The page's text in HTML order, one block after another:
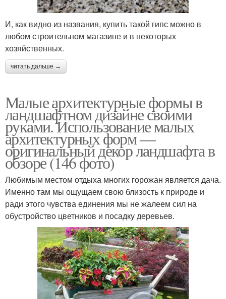
И, как видно из названия, купить такой гипс можно в
любом строительном магазине и в некоторых
хозяйственных.
читать дальше →
Малые архитектурные формы в
ландшафтном дизайне своими
руками. Использование малых
архитектурных форм —
оригинальный декор ландшафта в
обзоре (146 фото)
Любимым местом отдыха многих горожан является дача.
Именно там мы ощущаем свою близость к природе и
ради этого чувства единения мы не жалеем сил на
обустройство цветников и посадку деревьев.